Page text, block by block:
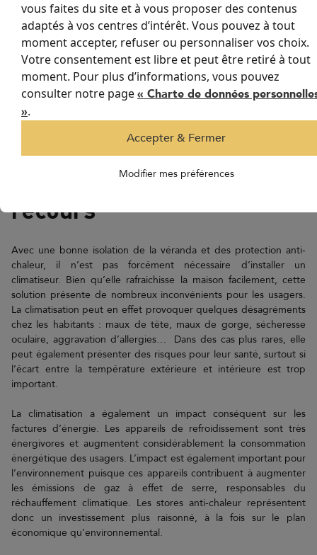
85% des rayons solaires. Ils peuvent être installées sur les parois
verticales de la véranda et sur la toiture.
Avec un choix infini de formes, de couleurs et de motifs, les
stores anti-chaleur sont également un atout déco de taille pour la
véranda. Ils permettent d’apporter une touche de déco
personnelle à la pièce. Il existe différents modèles de toiles de
protection qui s’intègrent dans différents styles de décoration :
La climatisation en dernier
recours
Avec une bonne isolation de la véranda et des protection anti-
chaleur, il n’est pas forcément nécessaire d’installer un
climatiseur. Bien qu’elle rafraichisse la maison facilement, cette
solution présente de nombreux inconvénients pour les usagers.
La climatisation peut en effet provoquer quelques désagréments
chez les habitants : maux de tête, maux de gorge, sécheresse
oculaire, aggravation d’allergies… Dans des cas plus rares, elle
peut également présenter des risques pour leur santé, surtout si
l’écart entre la température extérieure et intérieure est trop
important.
La climatisation a également un impact conséquent sur les
factures d’énergie. Les appareils de refroidissement sont très
énergivores et augmentent considérablement la consommation
énergétique des usagers. L’impact est également important pour
l’environnement puisque ces appareils contribuent à augmenter
les émissions de gaz à effet de serre, responsables du
réchauffement climatique. Les stores anti-chaleur représentent
donc un investissement plus raisonné, à la fois sur le plan
économique qu’environnemental.
vous faites du site et à vous proposer des contenus
adaptés à vos centres d’intérêt. Vous pouvez à tout
moment accepter, refuser ou personnaliser vos choix.
Votre consentement est libre et peut être retiré à tout
moment. Pour plus d’informations, vous pouvez
consulter notre page« Charte de données
».
Accepter & Fermer
Modifier mes préférences